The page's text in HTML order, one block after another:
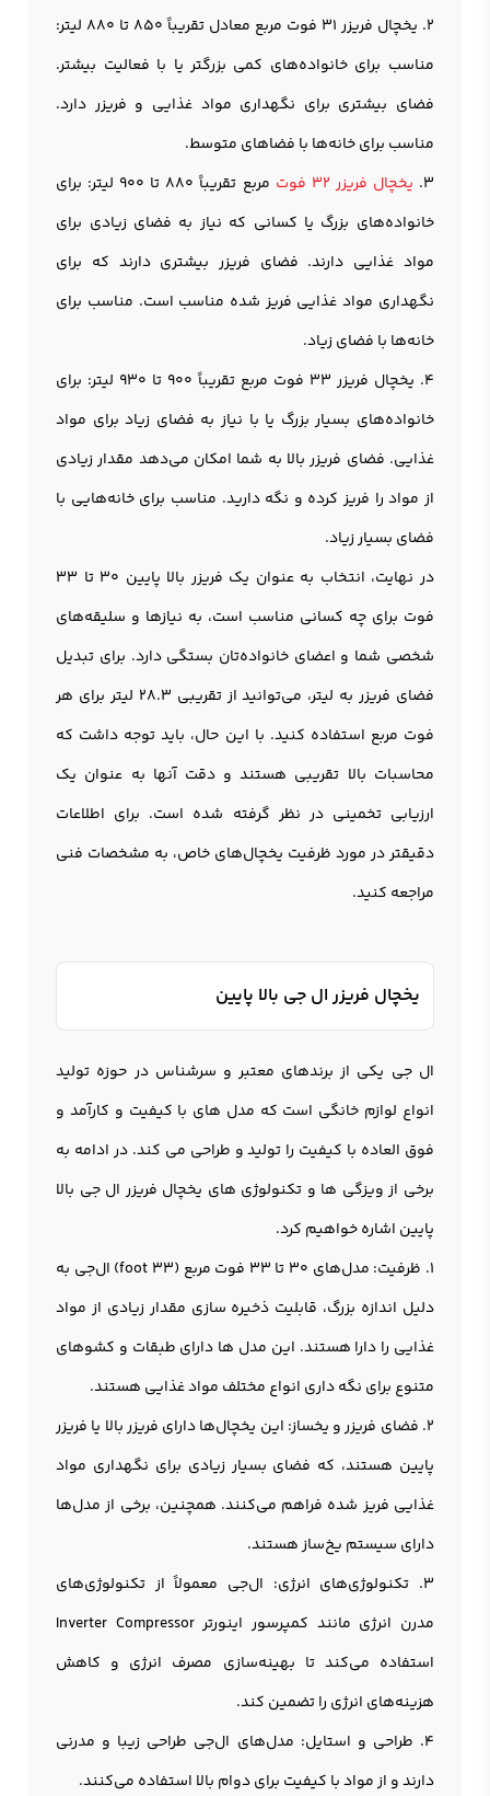
2. یخچال فریزر 31 فوت مربع معادل تقریباً 850 تا 880 لیتر:
مناسب برای خانواده‌های کمی بزرگتر یا با فعالیت بیشتر.
فضای بیشتری برای نگهداری مواد غذایی و فریزر دارد.
مناسب برای خانه‌ها با فضاهای متوسط.
3. یخچال فریزر 32 فوت
مربع تقریباً 880 تا 900 لیتر: برای
خانواده‌های بزرگ یا کسانی که نیاز به فضای زیادی برای
مواد غذایی دارند. فضای فریزر بیشتری دارند که برای
نگهداری مواد غذایی فریز شده مناسب است. مناسب برای
خانه‌ها با فضای زیاد.
4. یخچال فریزر 33 فوت مربع تقریباً 900 تا 930 لیتر: برای
خانواده‌های بسیار بزرگ یا با نیاز به فضای زیاد برای مواد
غذایی. فضای فریزر بالا به شما امکان می‌دهد مقدار زیادی
از مواد را فریز کرده و نگه دارید. مناسب برای خانه‌هایی با
فضای بسیار زیاد.
در نهایت، انتخاب به عنوان یک فریزر بالا پایین 30 تا 33
فوت برای چه کسانی مناسب است، به نیازها و سلیقه‌های
شخصی شما و اعضای خانواده‌تان بستگی دارد. برای تبدیل
فضای فریزر به لیتر، می‌توانید از تقریبی 28.3 لیتر برای هر
فوت مربع استفاده کنید. با این حال، باید توجه داشت که
محاسبات بالا تقریبی هستند و دقت آنها به عنوان یک
ارزیابی تخمینی در نظر گرفته شده است. برای اطلاعات
دقیقتر در مورد ظرفیت یخچال‌های خاص، به مشخصات فنی
مراجعه کنید.
یخچال فریزر ال جی بالا پایین
ال جی یکی از برندهای معتبر و سرشناس در حوزه تولید
انواع لوازم خانگی است که مدل های با کیفیت و کارآمد و
فوق العاده با کیفیت را تولید و طراحی می کند. در ادامه به
برخی از ویزگی ها و تکنولوژی های یخچال فریزر ال جی بالا
پایین اشاره خواهیم کرد.
1. ظرفیت: مدل‌های ۳۰ تا ۳۳ فوت مربع (33 foot) ال‌جی به
دلیل اندازه بزرگ، قابلیت ذخیره سازی مقدار زیادی از مواد
غذایی را دارا هستند. این مدل ها دارای طبقات و کشوهای
متنوع برای نگه داری انواع مختلف مواد غذایی هستند.
2. فضای فريزر و یخساز: این یخچال‌ها دارای فریزر بالا یا فریزر
پایین هستند، که فضای بسیار زیادی برای نگهداری مواد
غذایی فریز شده فراهم می‌کنند. همچنین، برخی از مدل‌ها
دارای سیستم یخ‌ساز هستند.
3. تکنولوژی‌های انرژی: ال‌جی معمولاً از تکنولوژی‌های
مدرن انرژی مانند کمپرسور اینورتر Inverter Compressor
استفاده می‌کند تا بهینه‌سازی مصرف انرژی و کاهش
هزینه‌های انرژی را تضمین کند.
4. طراحی و استایل: مدل‌های ال‌جی طراحی زیبا و مدرنی
دارند و از مواد با کیفیت برای دوام بالا استفاده می‌کنند.